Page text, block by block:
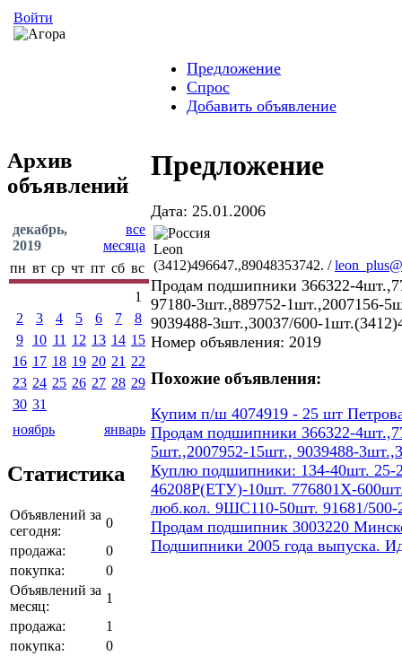
Войти
Предложение
Спрос
Добавить объявление
Архив
объявлений
декабрь,
2019
все
месяца
пн вт ср чт пт сб вс
1
2
3 4 5 6 7
8
9
10 11 12 13 14 15
16 17 18 19 20 21 22
23 24 25 26 27 28 29
30 31
ноябрь
январь
Статистика
Объявлений за
сегодня:
0
продажа:
0
покупка:
0
Объявлений за
месяц:
1
продажа:
1
покупка:
0
Предложение
Дата: 25.01.2006
Leon
(3412)496647.,89048353742. /
Продам подшипники 366322-
97180-3шт.,889752-1шт.,2007156-
9039488-3шт.,30037/600-
Номер объявления: 2019
Похожие объявления:
Купим п/ш 4074919 - 25 шт
Продам подшипники 366322-
5шт.,2007952-15шт., 9039488-
Куплю подшипники: 134-40шт.
46208Р(ЕТУ)-10шт. 776801Х-
люб.кол. 9ШС110-50шт. 91681/500-
Продам подшипник 3003220
Подшипники 2005 года выпуска.